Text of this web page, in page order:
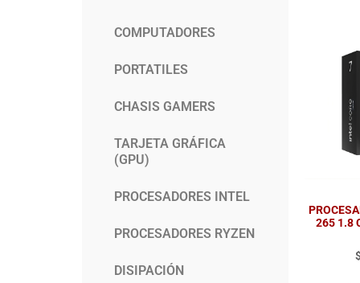
COMPUTADORES
PORTATILES
CHASIS GAMERS
TARJETA GRÁFICA
(GPU)
PROCESADORES INTEL
PROCESADORES RYZEN
DISIPACIÓN
265 1.8